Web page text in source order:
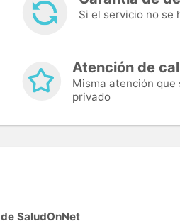
Si el servicio no se
Atención de
Misma atención que
privado
SaludOnNet